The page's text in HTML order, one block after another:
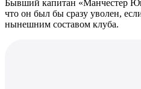
Бывший капитан «Манчестер
что он был бы сразу уволен,
нынешним составом клуба.